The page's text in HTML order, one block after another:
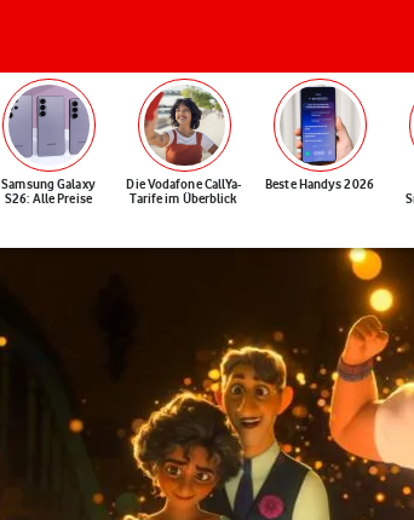
Samsung Galaxy
S26: Alle Preise
Die Vodafone CallYa-
Tarife im Überblick
Beste Handys 2026